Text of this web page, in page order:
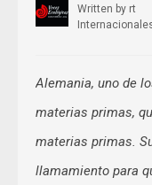
Written by rt
Alemania, uno de
materias primas,
materias primas.
llamamiento para